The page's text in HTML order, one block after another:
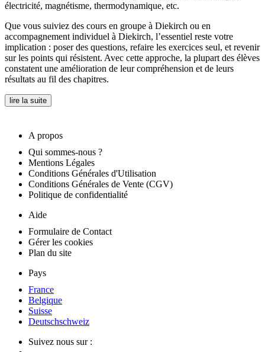
électricité, magnétisme, thermodynamique, etc.
Que vous suiviez des cours en groupe à Diekirch ou en
accompagnement individuel à Diekirch, l’essentiel reste votre
implication : poser des questions, refaire les exercices seul, et revenir
sur les points qui résistent. Avec cette approche, la plupart des élèves
constatent une amélioration de leur compréhension et de leurs
résultats au fil des chapitres.
lire la suite
A propos
Qui sommes-nous ?
Mentions Légales
Conditions Générales d'Utilisation
Conditions Générales de Vente (CGV)
Politique de confidentialité
Aide
Formulaire de Contact
Gérer les cookies
Plan du site
Pays
France
Belgique
Suisse
Deutschschweiz
Suivez nous sur :